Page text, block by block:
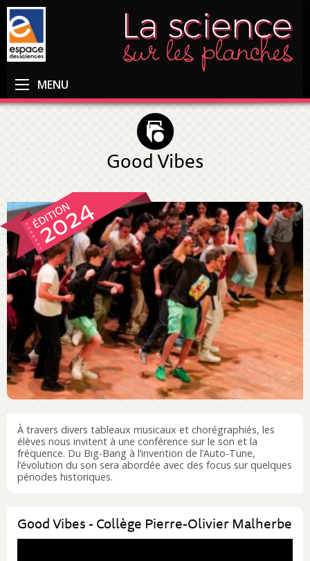
MENU
Good Vibes
2024
À travers divers tableaux musicaux et chorégraphiés, les
élèves nous invitent à une conférence sur le son et la
fréquence. Du Big-Bang à l’invention de l’Auto-Tune,
l’évolution du son sera abordée avec des focus sur quelques
périodes historiques.
Good Vibes - Collège Pierre-Olivier Malherbe